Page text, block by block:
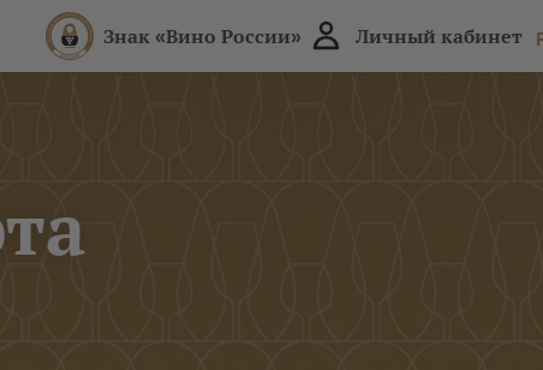
Знак «Вино России» Личный кабинет